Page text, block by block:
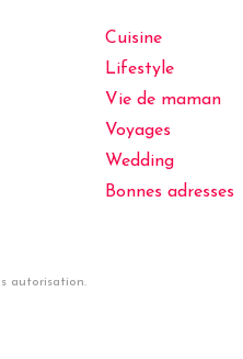
Cuisine
Lifestyle
Vie de maman
Voyages
Wedding
Bonnes adresses
autorisation.